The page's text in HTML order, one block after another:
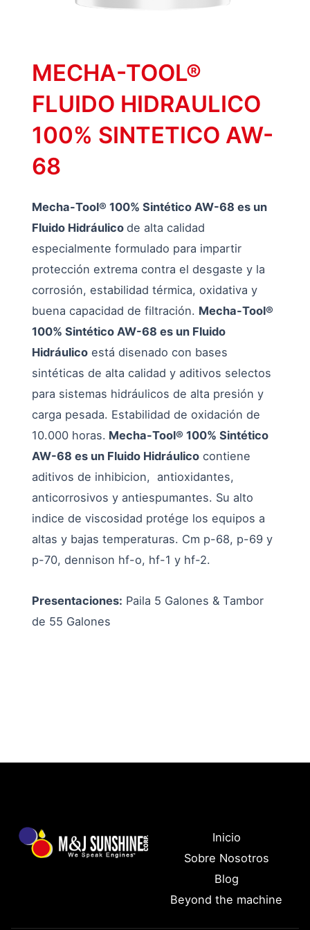
MECHA-TOOL®
FLUIDO HIDRAULICO
100% SINTETICO AW-
68
Mecha-Tool® 100% Sintético AW-68 es un
Fluido Hidráulicode alta calidad
especialmente formulado para impartir
protección extrema contra el desgaste y la
corrosión, estabilidad térmica, oxidativa y
buena capacidad de filtración. Mecha-Tool®
100% Sintético AW-68 es un Fluido
Hidráulico está disenado con bases
sintéticas de alta calidad y aditivos selectos
para sistemas hidráulicos de alta presión y
carga pesada. Estabilidad de oxidación de
10.000 horas. Mecha-Tool® 100% Sintético
AW-68 es un Fluido Hidráulico contiene
aditivos de inhibicion, antioxidantes,
anticorrosivos y antiespumantes. Su alto
indice de viscosidad protége los equipos a
altas y bajas temperaturas. Cm p-68, p-69 y
p-70, dennison hf-o, hf-1 y hf-2.
Presentaciones: Paila 5 Galones & Tambor
de 55 Galones
Inicio
Sobre Nosotros
Blog
Beyond the machine